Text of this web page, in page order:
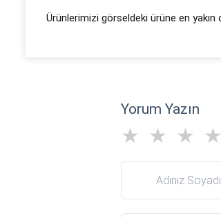
Ürünlerimizi görseldeki ürüne en
Yorum Yazın